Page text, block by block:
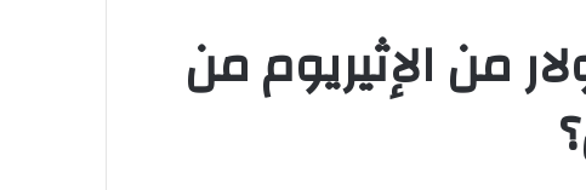
14 مليون دولار من الإثيريوم من